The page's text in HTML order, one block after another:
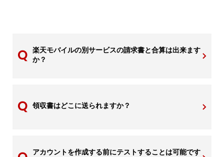
楽天モバイルの別サービスの請求書と合算は出来ます
か？
領収書はどこに送られますか？
アカウントを作成する前にテストすることは可能です